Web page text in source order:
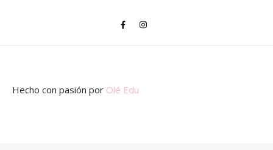
Hecho con pasión por Olé Edu